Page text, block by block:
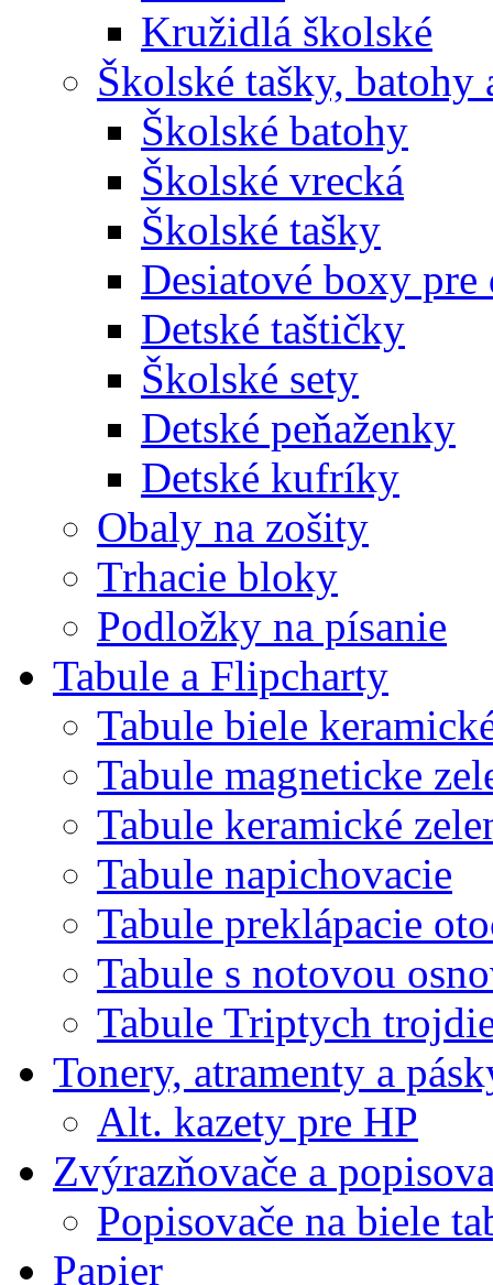
Kružidlá školské
Školské tašky, batohy
Školské batohy
Školské vrecká
Školské tašky
Desiatové boxy pre
Detské taštičky
Školské sety
Detské peňaženky
Detské kufríky
Obaly na zošity
Trhacie bloky
Podložky na písanie
Tabule a Flipcharty
Tabule biele
Tabule magneticke
Tabule keramické
Tabule napichovacie
Tabule preklápacie
Tabule s notovou
Tabule Triptych
Tonery, atramenty a
Alt. kazety pre HP
Zvýrazňovače a
Popisovače na biele
Papier